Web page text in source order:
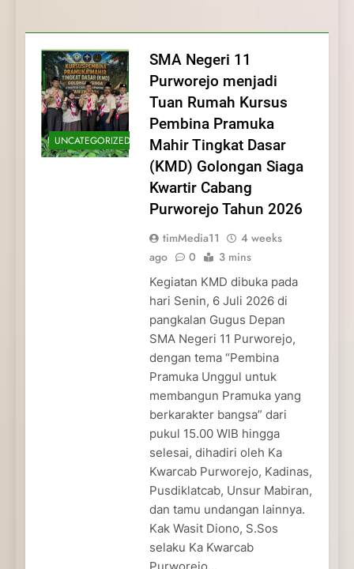
dan Pengabdian Generasi
Pramuka
Pramuka
Kepedulian
UNCATEGORIZED
SMA Negeri 11
Purworejo menjadi
Tuan Rumah Kursus
Pembina Pramuka
Mahir Tingkat Dasar
(KMD) Golongan Siaga
Kwartir Cabang
Purworejo Tahun 2026
timMedia11
4 weeks
ago
0 3 mins
Kegiatan KMD dibuka pada
hari Senin, 6 Juli 2026 di
pangkalan Gugus Depan
SMA Negeri 11 Purworejo,
dengan tema “Pembina
Pramuka Unggul untuk
membangun Pramuka yang
berkarakter bangsa” dari
pukul 15.00 WIB hingga
selesai, dihadiri oleh Ka
Kwarcab Purworejo, Kadinas,
Pusdiklatcab, Unsur Mabiran,
dan tamu undangan lainnya.
Kak Wasit Diono, S.Sos
selaku Ka Kwarcab